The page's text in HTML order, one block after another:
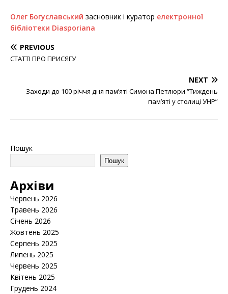
Олег Богуславський засновник і куратор електронної
бібліотеки Diasporiana
PREVIOUS
СТАТТІ ПРО ПРИСЯГУ
NEXT
Заходи до 100 річчя дня пам’яті Симона Петлюри “Тиждень
пам’яті у столиці УНР”
Пошук
Пошук
Архіви
Червень 2026
Травень 2026
Січень 2026
Жовтень 2025
Серпень 2025
Липень 2025
Червень 2025
Квітень 2025
Грудень 2024